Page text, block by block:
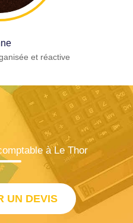
et réactive
à Le Thor
UN DEVIS